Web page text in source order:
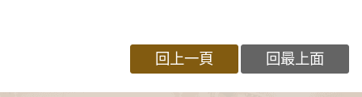
回上一頁 回最上面